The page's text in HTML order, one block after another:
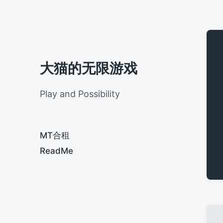
大猫的无限游戏
Play and Possibility
MT合租
ReadMe